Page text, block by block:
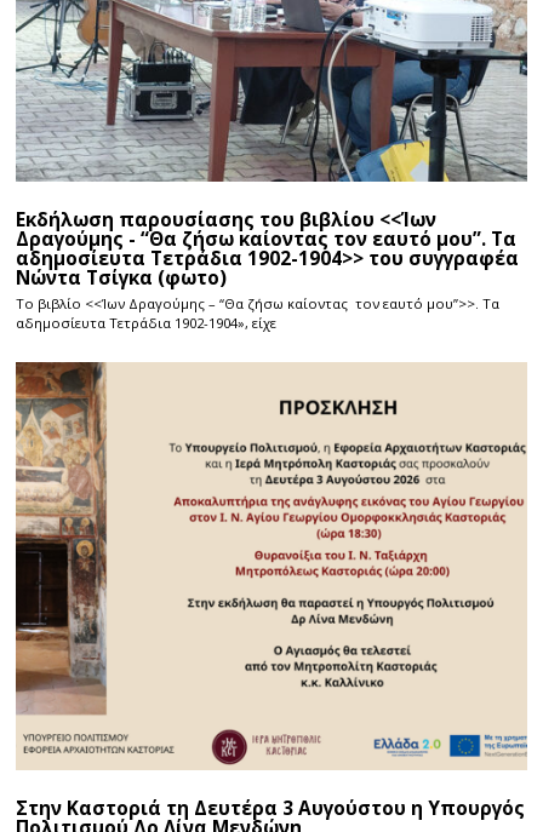
Εκδήλωση παρουσίασης του βιβλίου <<Ίων
Δραγούμης - “Θα ζήσω καίοντας τον εαυτό μου”. Τα
αδημοσίευτα Τετράδια 1902-1904>> του συγγραφέα
Νώντα Τσίγκα (φωτο)
Το βιβλίο <<Ίων Δραγούμης – “Θα ζήσω καίοντας τον εαυτό μου”>>. Τα
αδημοσίευτα Τετράδια 1902-1904», είχε
Στην Καστοριά τη Δευτέρα 3 Αυγούστου η Υπουργός